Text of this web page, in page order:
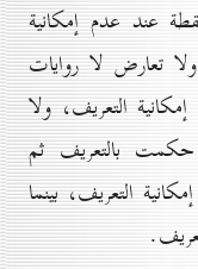
عند عدم إمكانية
تعارض لا روايات
التعريف، ولا
بالتعريف ثم
التعريف، بينما